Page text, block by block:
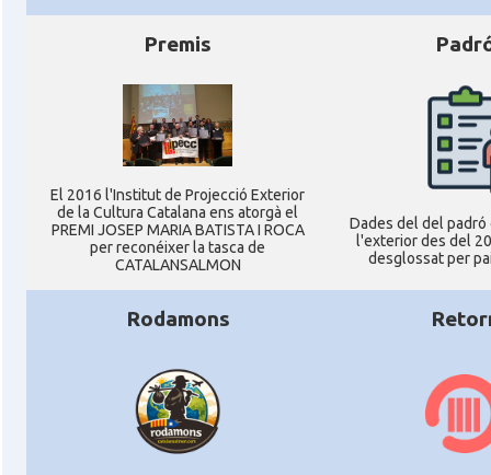
Premis
El 2016 l'Institut de Projecció Exterior
de la Cultura Catalana ens atorgà el
PREMI JOSEP MARIA BATISTA I ROCA
per reconéixer la tasca de
CATALANSALMON
Dades del del padró
l'exterior des del
desglossat per
Rodamons